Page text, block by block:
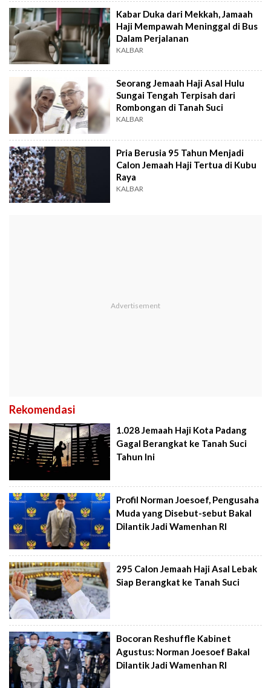
Kabar Duka dari Mekkah, Jamaah
Haji Mempawah Meninggal di Bus
Dalam Perjalanan
KALBAR
Seorang Jemaah Haji Asal Hulu
Sungai Tengah Terpisah dari
Rombongan di Tanah Suci
KALBAR
Pria Berusia 95 Tahun Menjadi
Calon Jemaah Haji Tertua di Kubu
Raya
KALBAR
Rekomendasi
1.028 Jemaah Haji Kota Padang
Gagal Berangkat ke Tanah Suci
Tahun Ini
Profil Norman Joesoef, Pengusaha
Muda yang Disebut-sebut Bakal
Dilantik Jadi Wamenhan RI
295 Calon Jemaah Haji Asal Lebak
Siap Berangkat ke Tanah Suci
Bocoran Reshuffle Kabinet
Agustus: Norman Joesoef Bakal
Dilantik Jadi Wamenhan RI